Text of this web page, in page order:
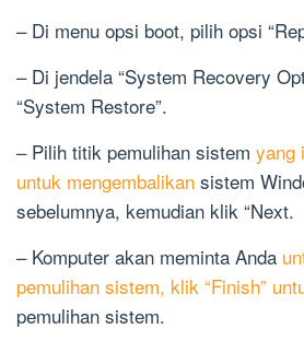
– Di menu opsi boot, pilih opsi
– Di jendela “System Recovery
“System Restore”.
– Pilih titik pemulihan sistem yang
untuk mengembalikan sistem
sebelumnya, kemudian klik “Next.
– Komputer akan meminta Anda
pemulihan sistem, klik “Finish”
pemulihan sistem.